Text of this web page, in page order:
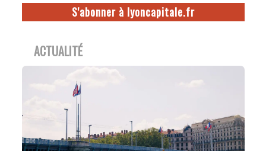
S'abonner à lyoncapitale.fr
ACTUALITÉ